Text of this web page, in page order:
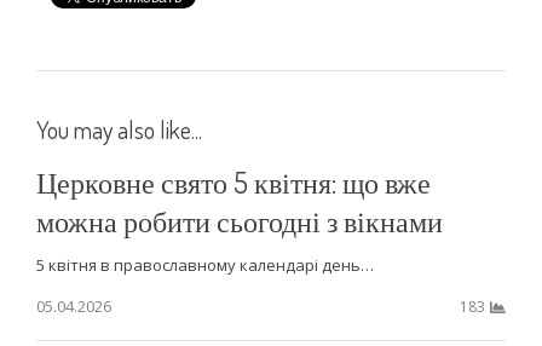
You may also like...
Церковне свято 5 квітня: що вже
можна робити сьогодні з вікнами
5 квітня в православному календарі день…
05.04.2026
183